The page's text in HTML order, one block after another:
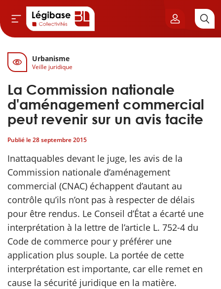
& Cimetières
& Élu local
& Finances locales
publique
Urbanisme
Veille juridique
La Commission nationale
d'aménagement commercial
peut revenir sur un avis tacite
Publié le28 septembre 2015
Inattaquables devant le juge, les avis de la
Commission nationale d’aménagement
commercial (CNAC) échappent d’autant au
contrôle qu’ils n’ont pas à respecter de délais
pour être rendus. Le Conseil d’État a écarté une
interprétation à la lettre de l’article L. 752-4 du
Code de commerce pour y préférer une
application plus souple. La portée de cette
interprétation est importante, car elle remet en
cause la sécurité juridique en la matière.